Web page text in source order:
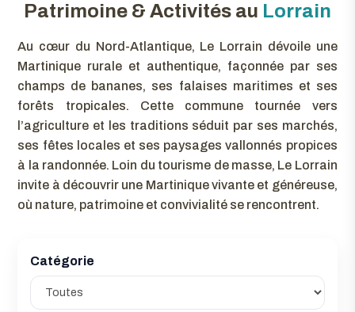
Patrimoine & Activités au Lorrain
Au cœur du Nord-Atlantique, Le Lorrain dévoile une
Martinique rurale et authentique, façonnée par ses
champs de bananes, ses falaises maritimes et ses
forêts tropicales. Cette commune tournée vers
l’agriculture et les traditions séduit par ses marchés,
ses fêtes locales et ses paysages vallonnés propices
à la randonnée. Loin du tourisme de masse, Le Lorrain
invite à découvrir une Martinique vivante et généreuse,
où nature, patrimoine et convivialité se rencontrent.
Catégorie